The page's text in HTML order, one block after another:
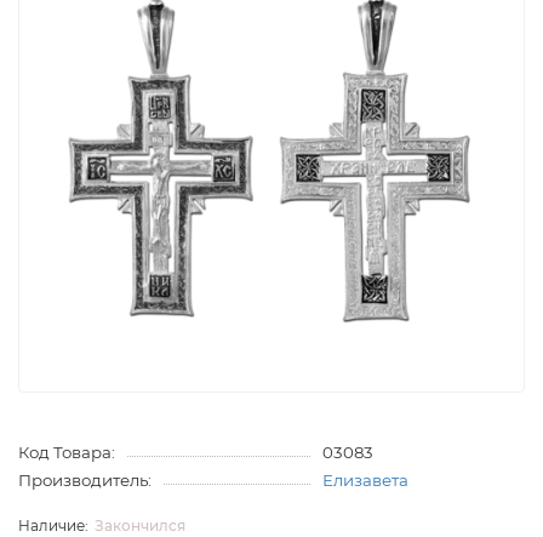
Код Товара:
03083
Производитель:
Елизавета
Закончился